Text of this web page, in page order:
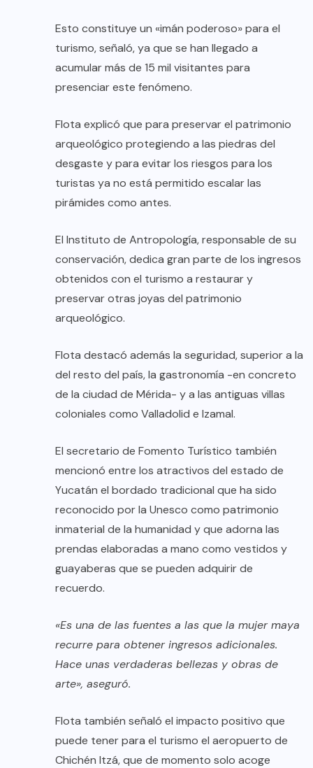
Esto constituye un «imán poderoso» para el
turismo, señaló, ya que se han llegado a
acumular más de 15 mil visitantes para
presenciar este fenómeno.
Flota explicó que para preservar el patrimonio
arqueológico protegiendo a las piedras del
desgaste y para evitar los riesgos para los
turistas ya no está permitido escalar las
pirámides como antes.
El Instituto de Antropología, responsable de su
conservación, dedica gran parte de los ingresos
obtenidos con el turismo a restaurar y
preservar otras joyas del patrimonio
arqueológico.
Flota destacó además la seguridad, superior a la
del resto del país, la gastronomía -en concreto
de la ciudad de Mérida- y a las antiguas villas
coloniales como Valladolid e Izamal.
El secretario de Fomento Turístico también
mencionó entre los atractivos del estado de
Yucatán el bordado tradicional que ha sido
reconocido por la Unesco como patrimonio
inmaterial de la humanidad y que adorna las
prendas elaboradas a mano como vestidos y
guayaberas que se pueden adquirir de
recuerdo.
«Es una de las fuentes a las que la mujer maya
recurre para obtener ingresos adicionales.
Hace unas verdaderas bellezas y obras de
arte», aseguró.
Flota también señaló el impacto positivo que
puede tener para el turismo el aeropuerto de
Chichén Itzá, que de momento solo acoge